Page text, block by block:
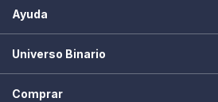
Ayuda
Universo Binario
Comprar